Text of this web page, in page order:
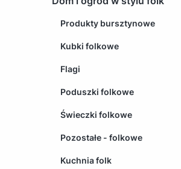
Produkty bursztynowe
Kubki folkowe
Flagi
Poduszki folkowe
Świeczki folkowe
Pozostałe - folkowe
Kuchnia folk